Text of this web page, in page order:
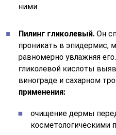
ними.
Пилинг гликолевый.Он
проникать в эпидермис,
равномерно увлажняя
гликолевой кислоты
винограде и сахарном
применения:
очищение дермы
косметологическими